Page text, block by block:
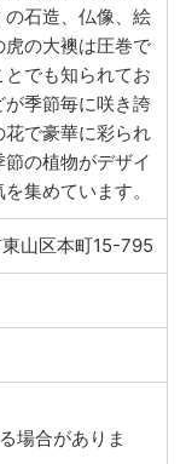
の石造、仏像、絵
の大襖は圧巻で
でも知られてお
季節毎に咲き誇
花で豪華に彩られ
の植物がデザイ
集めています。
山区本町15-795
場合がありま